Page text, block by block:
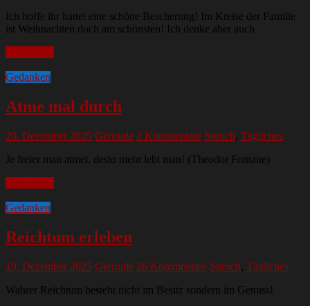
Ich hoffe ihr hattet eine schöne Bescherung! Im Kreise der Familie
ist Weihnachten doch am schönsten! Ich denke aber auch
Gedanken
Atme mal durch
20. Dezember 2025 Gertrude 2 Kommentare Spruch, Tägliches
Je freier man atmet, desto mehr lebt man! (Theodor Fontane)
Gedanken
Reichtum erleben
19. Dezember 2025 Gertrude 26 Kommentare Spruch, Tägliches
Wahrer Reichtum besteht nicht im Besitz sondern im Genuss!